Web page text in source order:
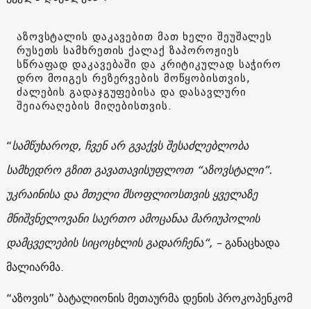
აზოვსტალის დაკავებით მათ ხელი შეუშალეს
რუსეთს სამხრეთის ქალაქ ზაპოროჟიეს
სწრაფად დაკავებაში და კრიტიკულად საჭირო
დრო მოიგეს რეზერვების მოწყობისთვის,
ძალების გადაჯგუფებისა და დასავლური
შეიარაღების მიღებისთვის.
“სამწუხაროდ, ჩვენ არ გვაქვს შესაძლებლობა
სამხედრო გზით გავათავისუფლოთ “აზოვსტალი”.
უკრაინისა და მთელი მსოფლიოსთვის ყველაზე
მნიშვნელოვანი საერთო ამოცანაა მარიუპოლის
დამცველების სიცოცხლის გადარჩენა“, –განაცხადა
მალიარმა.
“აზოვის” ბატალიონის მეთაურმა დენის პროკოპენკომ